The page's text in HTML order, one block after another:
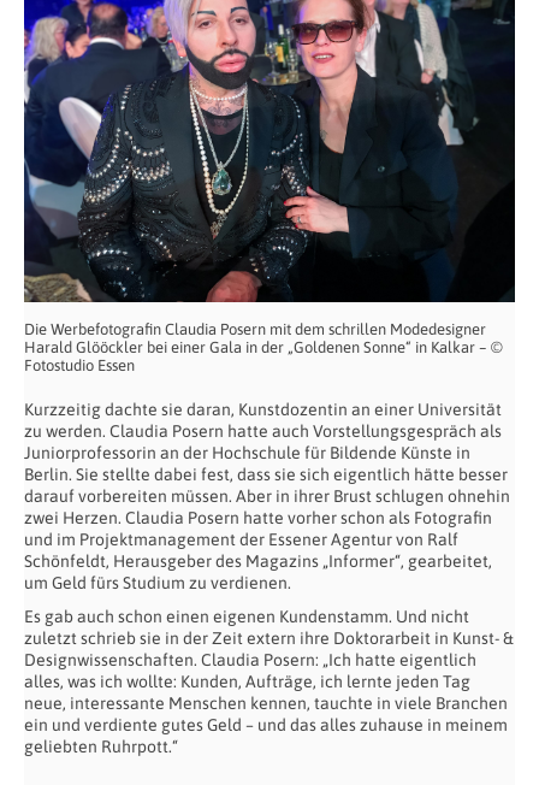
Die Werbefotografin Claudia Posern mit dem schrillen Modedesigner
Harald Glööckler bei einer Gala in der „Goldenen Sonne“ in Kalkar – ©
Fotostudio Essen
Kurzzeitig dachte sie daran, Kunstdozentin an einer Universität
zu werden. Claudia Posern hatte auch Vorstellungsgespräch als
Juniorprofessorin an der Hochschule für Bildende Künste in
Berlin. Sie stellte dabei fest, dass sie sich eigentlich hätte besser
darauf vorbereiten müssen. Aber in ihrer Brust schlugen ohnehin
zwei Herzen. Claudia Posern hatte vorher schon als Fotografin
und im Projektmanagement der Essener Agentur von Ralf
Schönfeldt, Herausgeber des Magazins „Informer“, gearbeitet,
um Geld fürs Studium zu verdienen.
Es gab auch schon einen eigenen Kundenstamm. Und nicht
zuletzt schrieb sie in der Zeit extern ihre Doktorarbeit in Kunst- &
Designwissenschaften. Claudia Posern: „Ich hatte eigentlich
alles, was ich wollte: Kunden, Aufträge, ich lernte jeden Tag
neue, interessante Menschen kennen, tauchte in viele Branchen
ein und verdiente gutes Geld – und das alles zuhause in meinem
geliebten Ruhrpott.“